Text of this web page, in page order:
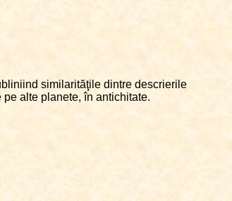
similarităţile dintre descrierile
alte planete, în antichitate.